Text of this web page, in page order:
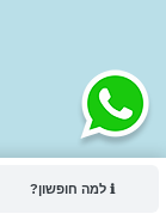
ℹ️ למה חופשון?